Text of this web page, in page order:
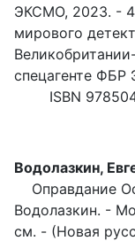
ЭКСМО, 2023. -
мирового
спецагенте ФБР
ISBN
Водолазкин,
Оправдание
Водолазкин. -
см. - (Новая